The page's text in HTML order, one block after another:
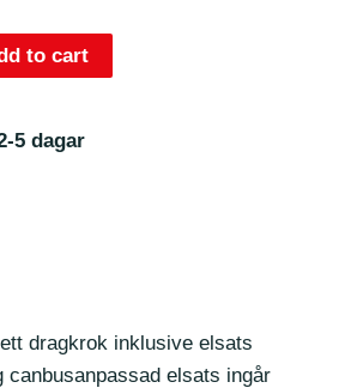
to cart
5 dagar
dragkrok inklusive elsats
canbusanpassad elsats ingår